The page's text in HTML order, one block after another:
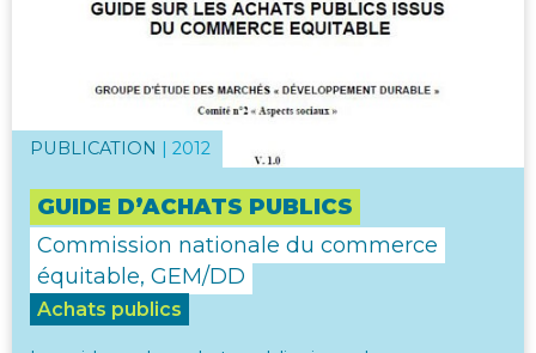
PUBLICATION | 2012
GUIDE D’ACHATS PUBLICS
Commission nationale du commerce
équitable, GEM/DD
Achats publics